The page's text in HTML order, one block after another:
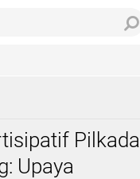
Pilkada
Upaya